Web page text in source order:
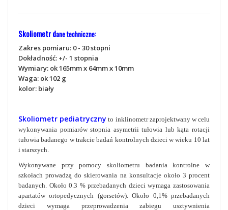
Skoliometr dane techniczne:
Zakres pomiaru: 0 - 30 stopni
Dokładność: +/- 1 stopnia
Wymiary: ok 165mm x 64mm x 10mm
Waga: ok 102 g
kolor: biały
Skoliometr pediatryczny to inklinometr zaprojektwany w celu
wykonywania pomiarów stopnia asymetrii tułowia lub kąta rotacji
tułowia badanego w trakcie badań kontrolnych dzieci w wieku 10 lat
i starszych.
Wykonywane przy pomocy skoliometru badania kontrolne w
szkołach prowadzą do skierowania na konsultacje około 3 procent
badanych. Około 0.3 % przebadanych dzieci wymaga zastosowania
apartatów ortopedycznych (gorsetów). Około 0,1% przebadanych
dzieci wymaga przeprowadzenia zabiegu usztywnienia